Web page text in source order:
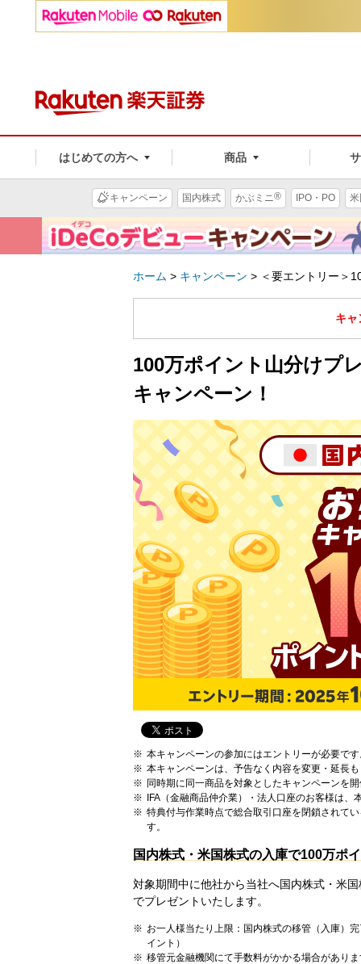
はじめての方へ 商品
キャンペーン 国内株式 かぶミニ® IPO・PO
ホーム > キャンペーン > ＜要エントリー＞
キャ
100万ポイント山分けプ
キャンペーン！
本キャンペーンの参加にはエントリーが必要です
本キャンペーンは、予告なく内容を変更・延長
同時期に同一商品を対象としたキャンペーンを
IFA（金融商品仲介業）・法人口座のお客様は
特典付与作業時点で総合取引口座を閉鎖されて
す。
国内株式・米国株式の入庫で100万ポ
対象期間中に他社から当社へ国内株式・米
でプレゼントいたします。
お一人様当たり上限：国内株式の移管（入庫）
イント）
移管元金融機関にて手数料がかかる場合があり